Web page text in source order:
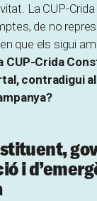
La CUP-
de no
que els sigui
CUP-Crida
contradigui
i